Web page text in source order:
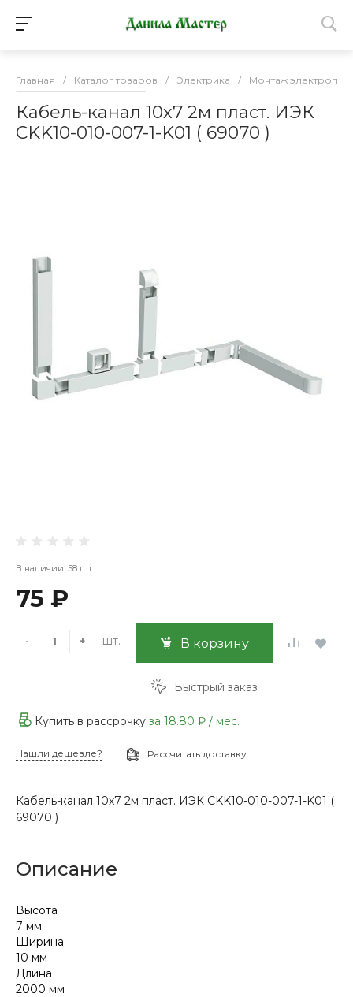
Главная / Каталог товаров / Электрика / Монтаж
Кабель-канал 10х7 2м пласт. ИЭК
CKK10-010-007-1-K01 ( 69070 )
В наличии: 58 шт
75 ₽
- + шт. В корзину
Быстрый заказ
Купить в рассрочку за 18.80 ₽ / мес.
Нашли дешевле? Рассчитать доставку
Кабель-канал 10х7 2м пласт. ИЭК CKK10-010-007-1-K01 (
69070 )
Описание
Высота
7 мм
Ширина
10 мм
Длина
2000 мм